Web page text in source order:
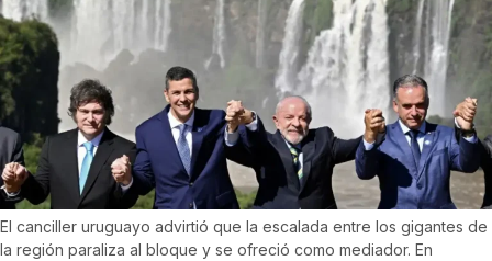
El canciller uruguayo advirtió que la escalada entre los gigantes de
la región paraliza al bloque y se ofreció como mediador. En